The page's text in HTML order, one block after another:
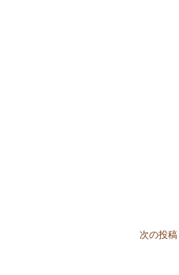
次の投稿